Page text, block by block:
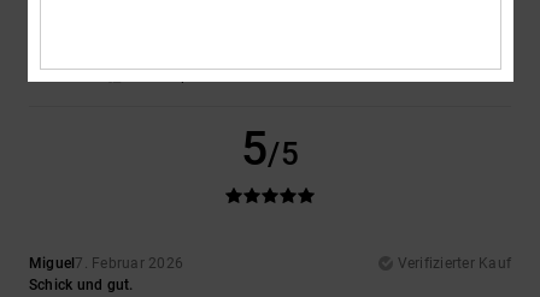
5/5
Miguel 7. Februar 2026
Verifizierter Kauf
Schick und gut.